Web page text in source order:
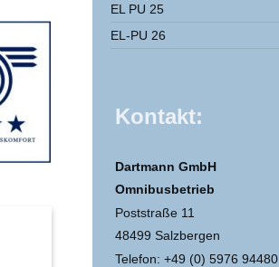
EL PU 25
EL-PU 26
Kontakt:
Dartmann GmbH
Omnibusbetrieb
Poststraße 11
48499 Salzbergen
Telefon: +49 (0) 5976 94480